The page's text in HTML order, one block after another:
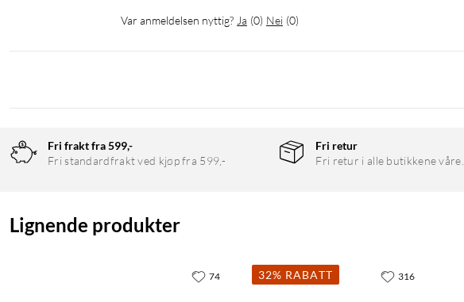
Var anmeldelsen nyttig? Ja (0) Nei (0)
Fri frakt fra 599,-
Fri standardfrakt ved kjøp fra 599,-
Fri retur
Fri retur i alle butikkene våre.
Lignende produkter
74 32% RABATT 316